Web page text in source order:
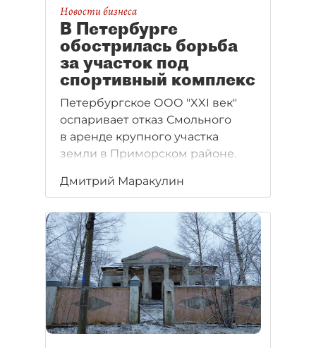
Новости бизнеса
В Петербурге
обострилась борьба
за участок под
спортивный комплекс
Петербургское ООО "XXI век"
оспаривает отказ Смольного
в аренде крупного участка
земли в Приморском районе.
Дмитрий Маракулин